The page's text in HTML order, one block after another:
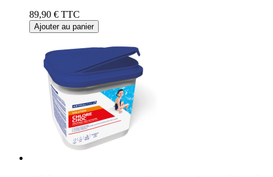
89,90 € TTC
Ajouter au panier